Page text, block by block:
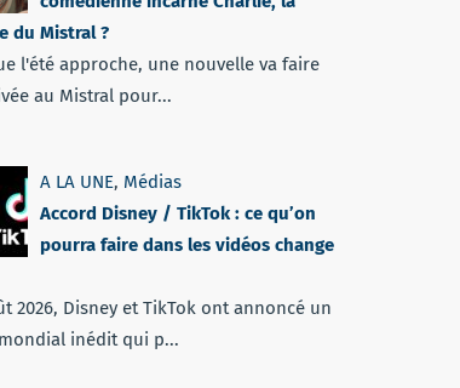
du Mistral ?
l'été approche, une nouvelle va faire
au Mistral pour...
A LA UNE, Médias
Accord Disney / TikTok : ce qu’on
pourra faire dans les vidéos change
2026, Disney et TikTok ont annoncé un
inédit qui p...